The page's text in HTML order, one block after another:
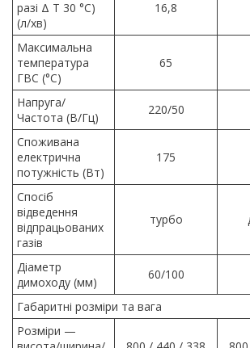
разі Δ T 30 °C)
(л/хв)
16,8
Максимальна
температура
ГВС (°C)
65
Напруга/
Частота (В/Гц)
220/50
Споживана
електрична
потужність (Вт)
175
Спосіб
відведення
відпрацьованих
газів
турбо
Діаметр
димоходу (мм)
60/100
Габаритні розміри та вага
Розміри —